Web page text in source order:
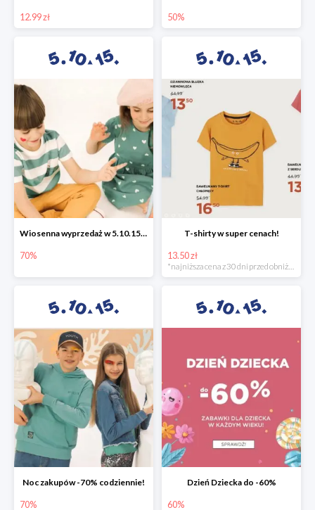
12.99 zł 50%
Wiosenna wyprzedaż w 5.10.15 -70%
70%
T-shirty w super cenach!
13.50 zł
*najniższa cena z 30 dni przed obniżką
Noc zakupów -70% codziennie!
70%
Dzień Dziecka do -60%
60%